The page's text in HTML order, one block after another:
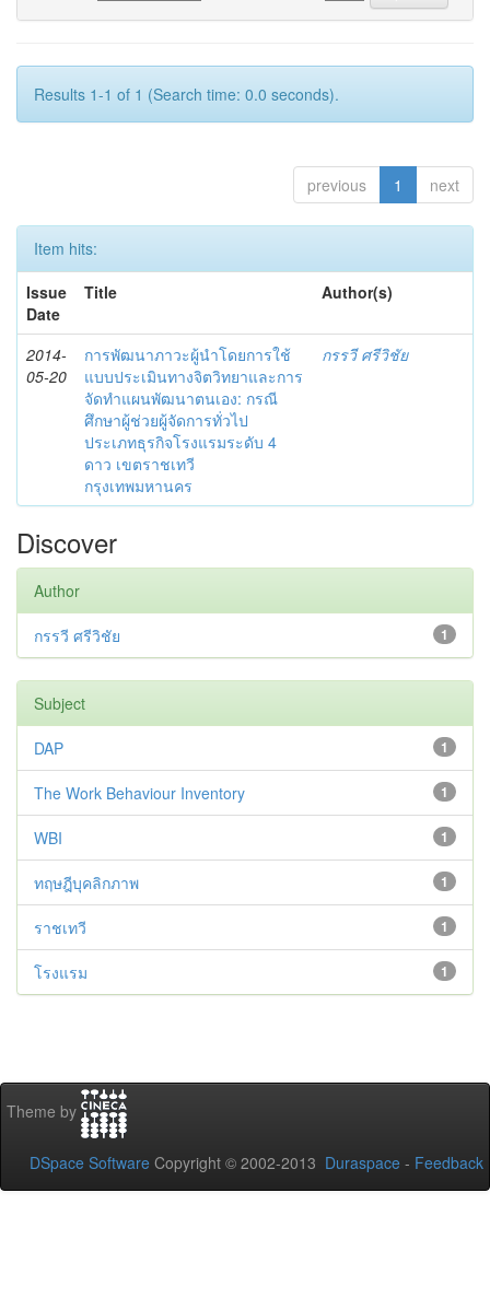
Results 1-1 of 1 (Search time: 0.0 seconds).
previous 1 next
Item hits:
Issue
Date
Title Author(s)
2014-
05-20
การพัฒนาภาวะผู้นำโดยการใช้
แบบประเมินทางจิตวิทยาและการ
จัดทำแผนพัฒนาตนเอง: กรณี
ศึกษาผู้ช่วยผู้จัดการทั่วไป
ประเภทธุรกิจโรงแรมระดับ 4
ดาว เขตราชเทวี
กรุงเทพมหานคร
กรรวี ศรีวิชัย
Discover
Author
1
กรรวี ศรีวิชัย
Subject
1
DAP
1
The Work Behaviour Inventory
1
WBI
1
ทฤษฎีบุคลิกภาพ
1
ราชเทวี
1
โรงแรม
Theme by
DSpace Software Copyright © 2002-2013 Duraspace - Feedback